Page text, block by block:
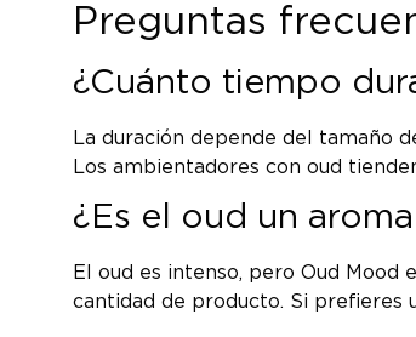
Preguntas
¿Cuánto tiempo
La duración depende del tamaño
Los ambientadores con oud
¿Es el oud un
El oud es intenso, pero Oud
cantidad de producto. Si prefieres